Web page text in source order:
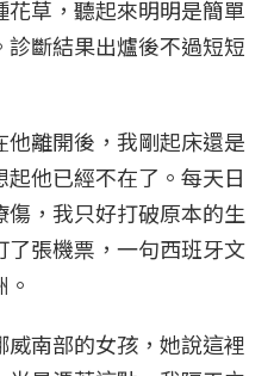
草，聽起來明明是簡單
斷結果出爐後不過短短
他離開後，我剛起床還是
他已經不在了。每天日
，我只好打破原本的生
張機票，一句西班牙文
南部的女孩，她說這裡